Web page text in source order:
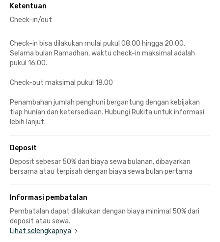
Ketentuan
Check-in/out
Check-in bisa dilakukan mulai pukul 08.00 hingga 20.00.
Selama bulan Ramadhan, waktu check-in maksimal adalah
pukul 16.00.
Check-out maksimal pukul 18.00
Penambahan jumlah penghuni bergantung dengan kebijakan
tiap hunian dan ketersediaan. Hubungi Rukita untuk informasi
lebih lanjut.
Deposit
Deposit sebesar 50% dari biaya sewa bulanan, dibayarkan
bersama atau terpisah dengan biaya sewa bulan pertama
Informasi pembatalan
Pembatalan dapat dilakukan dengan biaya minimal 50% dari
deposit atau sewa.
Lihat selengkapnya